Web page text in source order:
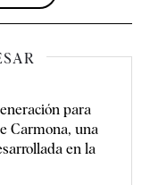
para
Carmona, una
en la